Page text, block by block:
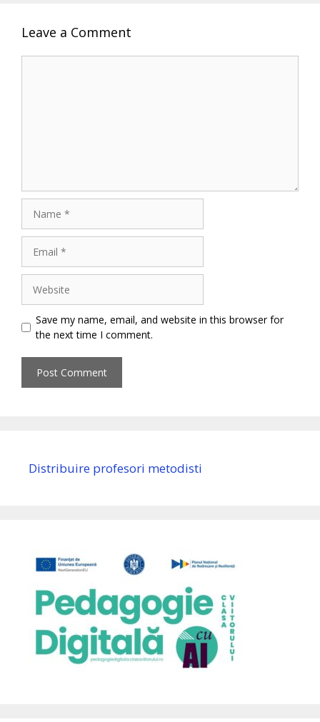
Leave a Comment
Save my name, email, and website in this browser for
the next time I comment.
Distribuire profesori metodisti